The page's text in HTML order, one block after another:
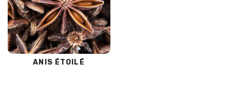
ANIS ÉTOILÉ